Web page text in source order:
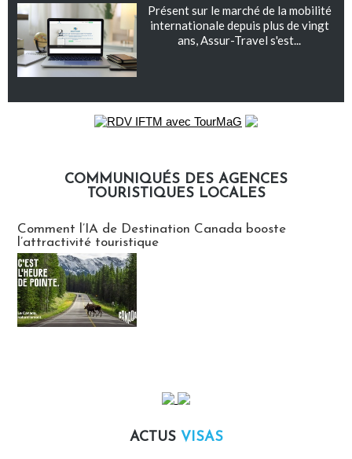
Présent sur le marché de la mobilité
internationale depuis plus de vingt
ans, Assur-Travel s'est...
COMMUNIQUÉS DES AGENCES
TOURISTIQUES LOCALES
Comment l’IA de Destination Canada booste
l’attractivité touristique
ACTUS VISAS